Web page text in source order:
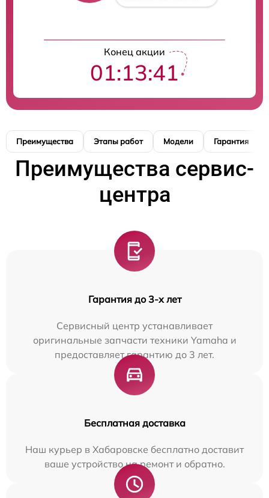
Конец акции
01:13:40
Преимущества Этапы работ Модели Гарантия
Преимущества сервис-
центра
Гарантия до 3-х лет
Сервисный центр устанавливает
оригинальные запчасти техники Yamaha и
предоставляет гарантию до 3 лет.
Бесплатная доставка
Наш курьер в Хабаровске бесплатно доставит
ваше устройство на ремонт и обратно.